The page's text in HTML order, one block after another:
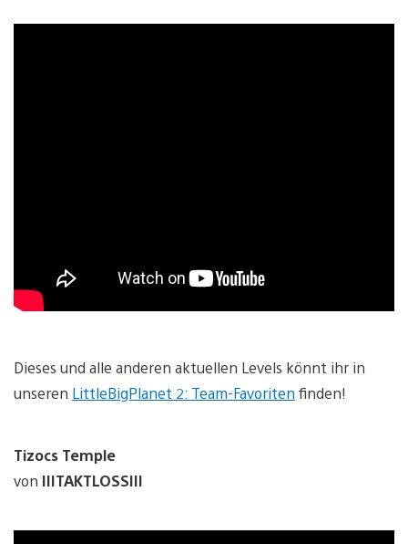
Dieses und alle anderen aktuellen Levels könnt ihr in
unseren LittleBigPlanet 2: Team-Favoriten finden!
Tizocs Temple
von IIITAKTLOSSIII